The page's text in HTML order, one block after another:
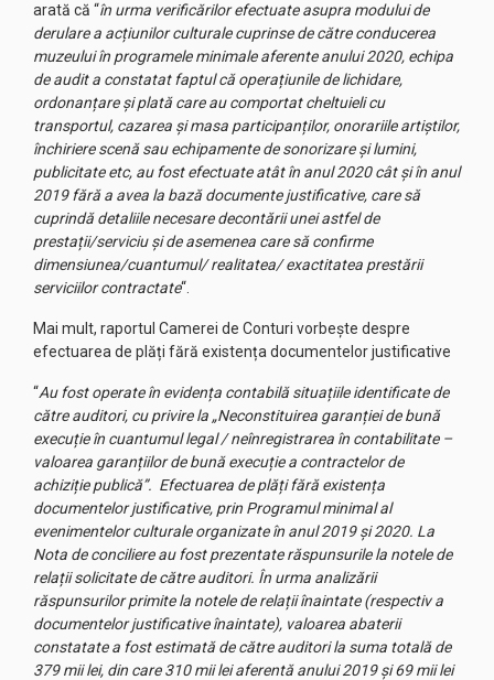
arată că “în urma verificărilor efectuate asupra modului de
derulare a acțiunilor culturale cuprinse de către conducerea
muzeului în programele minimale aferente anului 2020, echipa
de audit a constatat faptul că operațiunile de lichidare,
ordonanțare și plată care au comportat cheltuieli cu
transportul, cazarea și masa participanților, onorariile artiștilor,
închiriere scenă sau echipamente de sonorizare și lumini,
publicitate etc, au fost efectuate atât în anul 2020 cât și în anul
2019 fără a avea la bază documente justificative, care să
cuprindă detaliile necesare decontării unei astfel de
prestații/serviciu și de asemenea care să confirme
dimensiunea/cuantumul/ realitatea/ exactitatea prestării
serviciilor contractate“.
Mai mult, raportul Camerei de Conturi vorbește despre
efectuarea de plăți fără existența documentelor justificative
“Au fost operate în evidența contabilă situațiile identificate de
către auditori, cu privire la „Neconstituirea garanției de bună
execuție în cuantumul legal / neînregistrarea în contabilitate –
valoarea garanțiilor de bună execuție a contractelor de
achiziție publică”. Efectuarea de plăți fără existența
documentelor justificative, prin Programul minimal al
evenimentelor culturale organizate în anul 2019 și 2020. La
Nota de conciliere au fost prezentate răspunsurile la notele de
relații solicitate de către auditori. În urma analizării
răspunsurilor primite la notele de relații înaintate (respectiv a
documentelor justificative înaintate), valoarea abaterii
constatate a fost estimată de către auditori la suma totală de
379 mii lei, din care 310 mii lei aferentă anului 2019 și 69 mii lei